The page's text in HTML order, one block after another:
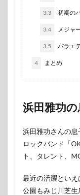
3.3 初期の
3.4 メジャ
3.5 バラエ
4 まとめ
浜田雅功
浜田雅功さんの息
ロックバンド「
ト、タレント、
最近の活躍とい
公園もみじ川芝